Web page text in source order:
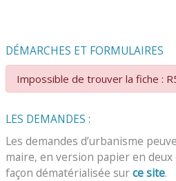
DÉMARCHES ET FORMULAIRES
Impossible de trouver la fiche :
LES DEMANDES :
Les demandes d’urbanisme
maire, en version papier en
façon dématérialisée surce site.